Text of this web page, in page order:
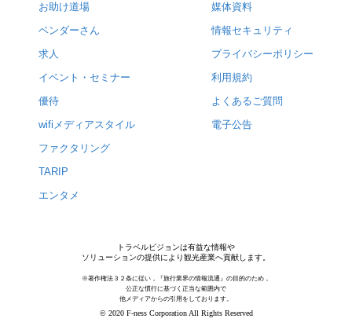
お助け道場
ベンダーさん
求人
イベント・セミナー
優待
wifiメディアスタイル
ファクタリング
TARIP
エンタメ
媒体資料
情報セキュリティ
プライバシーポリシー
利用規約
よくあるご質問
電子公告
トラベルビジョンは有益な情報や
ソリューションの提供により観光産業へ貢献します。
※著作権法３２条に従い，『旅行業界の情報流通』の目的のため，
公正な慣行に基づく正当な範囲内で
他メディアからの引用をしております。
© 2020 F-ness Corporation All Rights Reserved